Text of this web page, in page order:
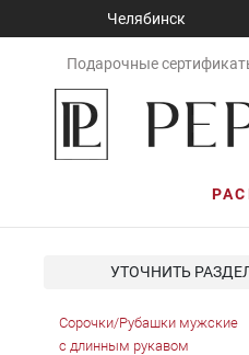
Челябинск
Подарочные
УТОЧНИТЬ
Сорочки/Рубашки мужские
с длинным рукавом